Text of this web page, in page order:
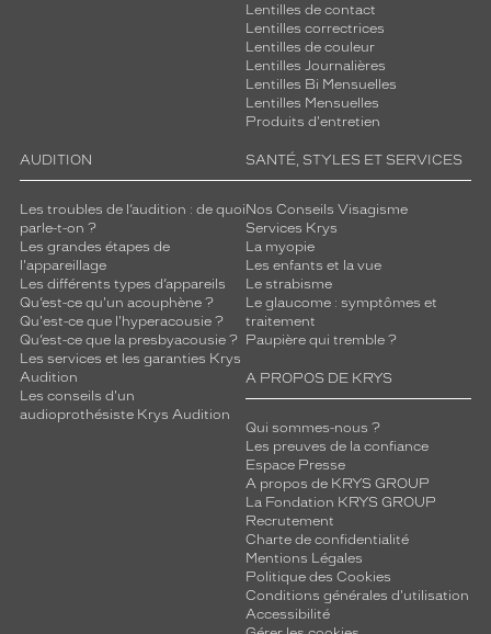
Lentilles de contact
Lentilles correctrices
Lentilles de couleur
Lentilles Journalières
Lentilles Bi Mensuelles
Lentilles Mensuelles
Produits d'entretien
AUDITION
Les troubles de l’audition : de quoi
parle-t-on ?
Les grandes étapes de
l'appareillage
Les différents types d’appareils
Qu’est-ce qu'un acouphène ?
Qu'est-ce que l'hyperacousie ?
Qu’est-ce que la presbyacousie ?
Les services et les garanties Krys
Audition
Les conseils d'un
audioprothésiste Krys Audition
SANTÉ, STYLES ET SERVICES
Nos Conseils Visagisme
Services Krys
La myopie
Les enfants et la vue
Le strabisme
Le glaucome : symptômes et
traitement
Paupière qui tremble ?
A PROPOS DE KRYS
Qui sommes-nous ?
Les preuves de la confiance
Espace Presse
A propos de KRYS GROUP
La Fondation KRYS GROUP
Recrutement
Charte de confidentialité
Mentions Légales
Politique des Cookies
Conditions générales d'utilisation
Accessibilité